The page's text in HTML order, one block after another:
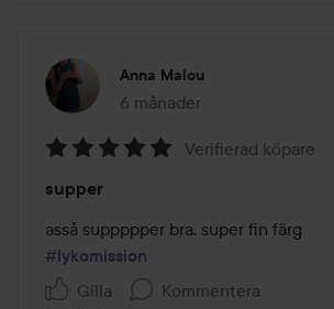
Anna Malou
6 månader
Inlägget skapades 6 månader
5
av
5
Verifierad köpare
supper
#lykomission
Gilla
Kommentera